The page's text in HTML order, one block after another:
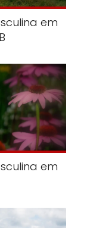
em
em